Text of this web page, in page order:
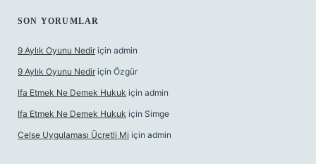
SON YORUMLAR
9 Aylık Oyunu Nedir için admin
9 Aylık Oyunu Nedir için Özgür
Ifa Etmek Ne Demek Hukuk için admin
Ifa Etmek Ne Demek Hukuk için Simge
Celse Uygulaması Ücretli Mi için admin